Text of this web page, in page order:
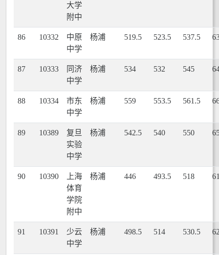
大学
附中
86 10332
中原
中学
杨浦 519.5 523.5 537.5
87 10333
同济
中学
杨浦 534 532 545
88 10334
市东
中学
杨浦 559 553.5 561.5
89 10389
复旦
实验
中学
杨浦 542.5 540 550
90 10390
上海
体育
学院
附中
杨浦 446 493.5 518
91 10391
少云
中学
杨浦 498.5 514 530.5